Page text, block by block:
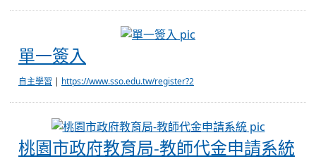
單一簽入
自主學習 | https://www.sso.edu.tw/register?2
桃園市政
桃園市政府教育局-教師代金申請系統